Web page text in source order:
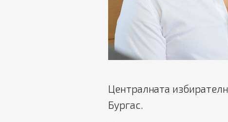
Централната
Бургас.